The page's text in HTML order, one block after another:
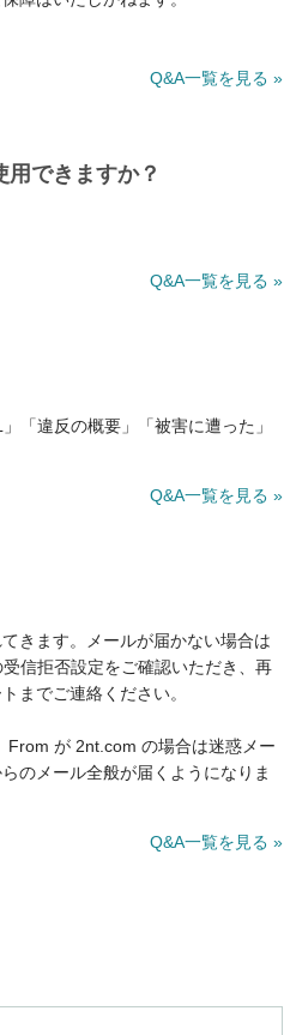
Q&A一覧を見る »
できますか？
Q&A一覧を見る »
「違反の概要」「被害に遭った」
Q&A一覧を見る »
きます。メールが届かない場合は
信拒否設定をご確認いただき、再
までご連絡ください。
が 2nt.com の場合は迷惑メー
のメール全般が届くようになりま
Q&A一覧を見る »